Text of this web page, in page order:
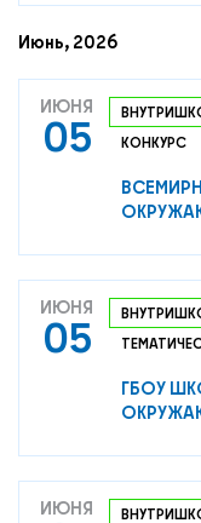
О нас
Июнь, 2026
ИЮНЯ
05
КОНКУРС
ИЮНЯ
05
ГБОУ
ИЮНЯ